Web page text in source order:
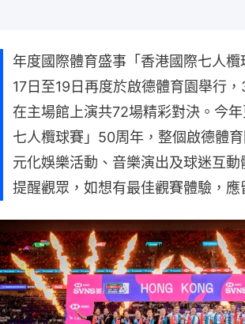
年度國際體育盛事「香港國際七人欖
17日至19日再度於啟德體育園舉行
在主場館上演共72場精彩對決。今
七人欖球賽」50周年，整個啟德體
元化娛樂活動、音樂演出及球迷互動
提醒觀眾，如想有最佳觀賽體驗，應